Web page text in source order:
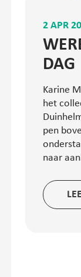
2 APR
DAG
Karine
het
pen
naar